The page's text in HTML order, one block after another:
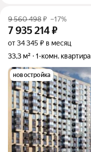
9 560 498₽ –17%
7 935 214₽
от 34 345 ₽ в месяц
33,3 м²
1-комн. квартира
новостройка